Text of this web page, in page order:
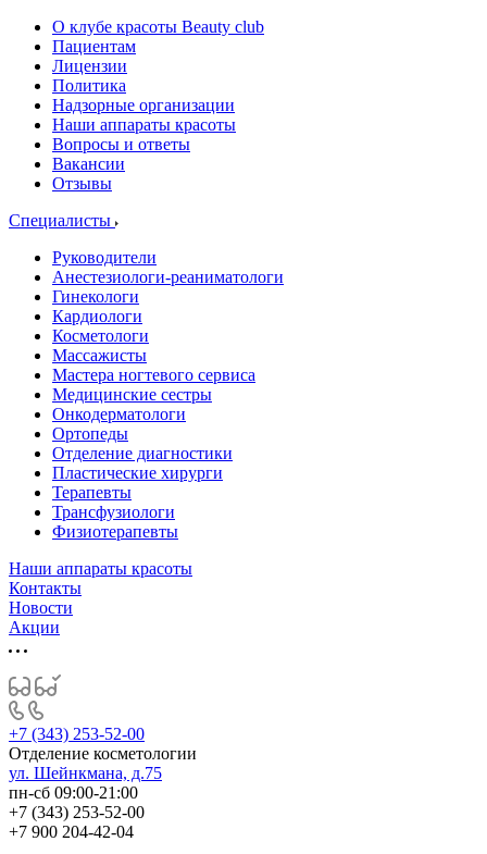
О клубе красоты Beauty club
Пациентам
Лицензии
Политика
Надзорные организации
Наши аппараты красоты
Вопросы и ответы
Вакансии
Отзывы
Специалисты
Руководители
Анестезиологи-реаниматологи
Гинекологи
Кардиологи
Косметологи
Массажисты
Мастера ногтевого сервиса
Медицинские сестры
Онкодерматологи
Ортопеды
Отделение диагностики
Пластические хирурги
Терапевты
Трансфузиологи
Физиотерапевты
Наши аппараты красоты
Контакты
Новости
Акции
+7 (343) 253-52-00
Отделение косметологии
ул. Шейнкмана, д.75
пн-сб 09:00-21:00
+7 (343) 253-52-00
+7 900 204-42-04